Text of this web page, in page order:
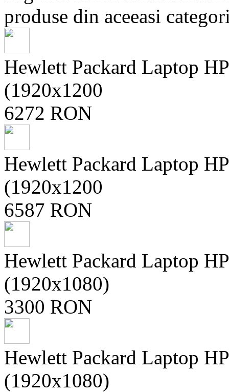
produse din aceeasi
Hewlett Packard Laptop
(1920x1200
6272 RON
Hewlett Packard Laptop
(1920x1200
6587 RON
Hewlett Packard Laptop
(1920x1080)
3300 RON
Hewlett Packard Laptop
(1920x1080)